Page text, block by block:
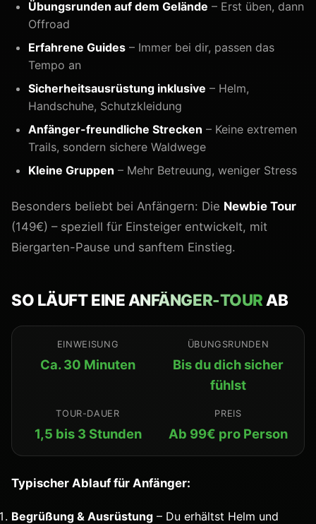
Übungsrunden auf dem Gelände – Erst üben, dann
Offroad
Erfahrene Guides – Immer bei dir, passen das
Tempo an
Sicherheitsausrüstung inklusive – Helm,
Handschuhe, Schutzkleidung
Anfänger-freundliche Strecken – Keine extremen
Trails, sondern sichere Waldwege
Kleine Gruppen – Mehr Betreuung, weniger Stress
Besonders beliebt bei Anfängern: Die Newbie Tour
(149€) – speziell für Einsteiger entwickelt, mit
Biergarten-Pause und sanftem Einstieg.
SO LÄUFT EINE ANFÄNGER-TOUR AB
EINWEISUNG
Ca. 30 Minuten
ÜBUNGSRUNDEN
Bis du dich sicher
fühlst
TOUR-DAUER
1,5 bis 3 Stunden
PREIS
Ab 99€ pro Person
Typischer Ablauf für Anfänger:
Begrüßung & Ausrüstung – Du erhältst Helm und